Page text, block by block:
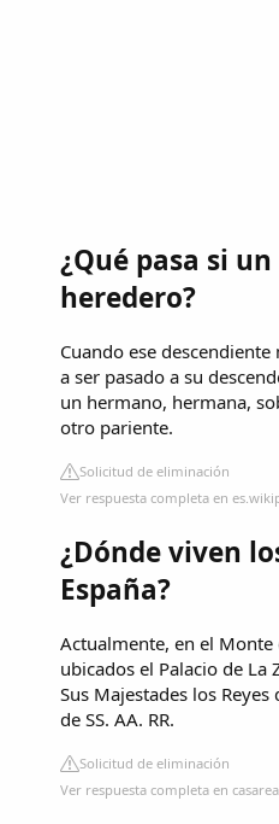
¿Qué pasa si
heredero?
Cuando ese
a ser pasado a su
un hermano, hermana,
otro pariente.
Solicitud de eliminación
Ver respuesta completa en
¿Dónde viven
España?
Actualmente, en el Monte
ubicados el Palacio de La
Sus Majestades los Reyes
de SS. AA. RR.
Solicitud de eliminación
Ver respuesta completa en